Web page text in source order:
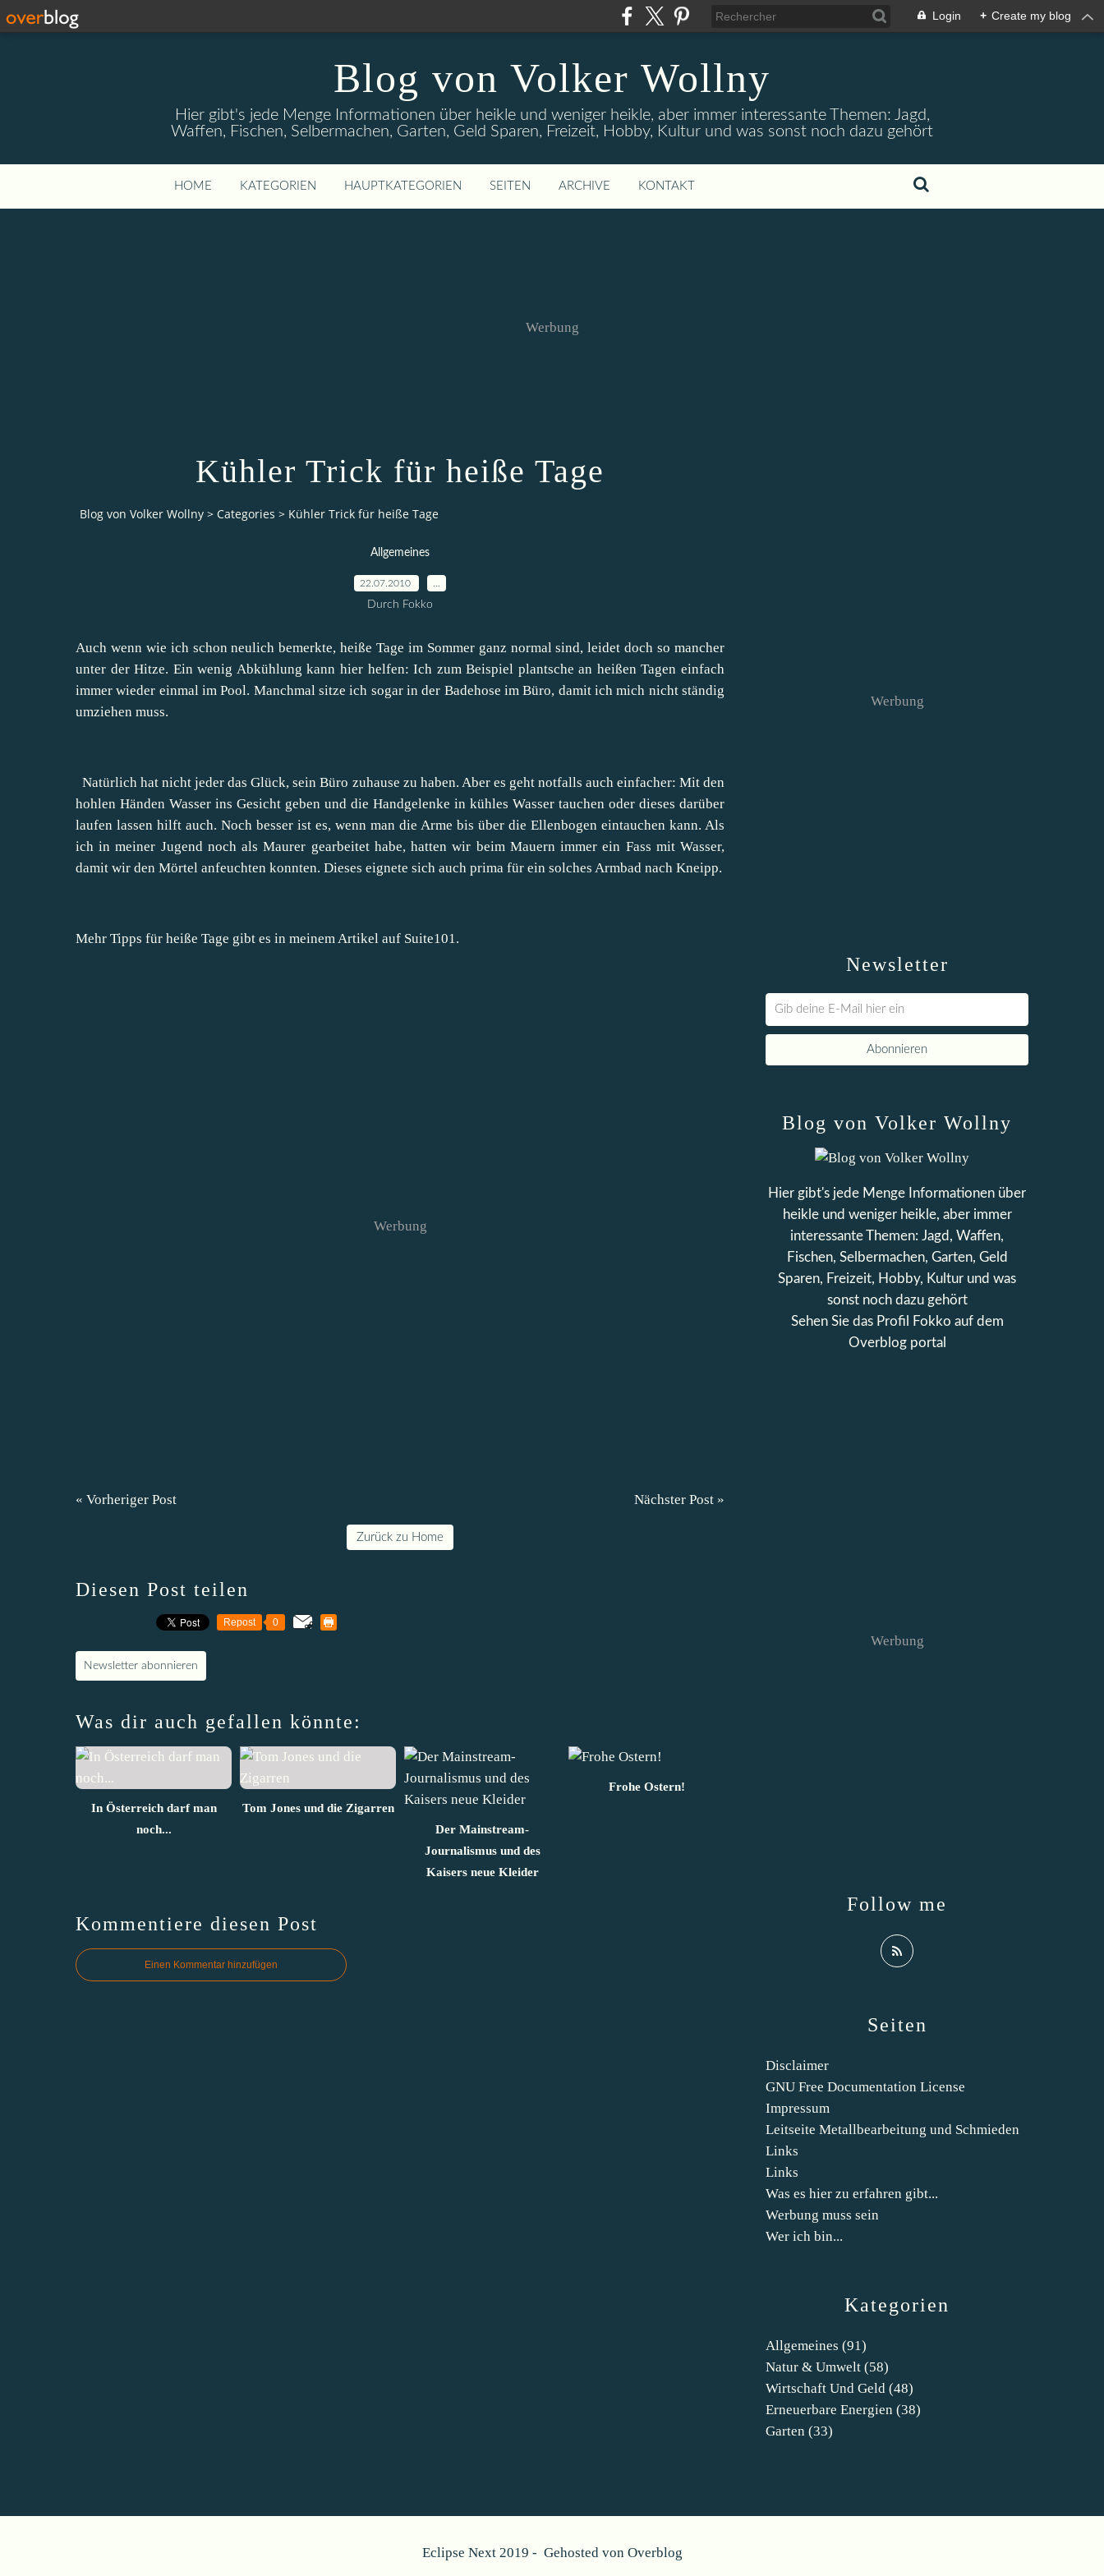
Login + Create my blog
Blog von Volker Wollny
Hier gibt's jede Menge Informationen über heikle und weniger heikle, aber immer interessante Themen: Jagd,
Waffen, Fischen, Selbermachen, Garten, Geld Sparen, Freizeit, Hobby, Kultur und was sonst noch dazu gehört
HOME KATEGORIEN HAUPTKATEGORIEN SEITEN ARCHIVE KONTAKT
Werbung
Kühler Trick für heiße Tage
Blog von Volker Wollny > Categories > Kühler Trick für heiße Tage
Allgemeines
22.07.2010
Durch Fokko
Auch wenn wie ich schon neulich bemerkte, heiße Tage im Sommer ganz normal sind, leidet doch so mancher
unter der Hitze. Ein wenig Abkühlung kann hier helfen: Ich zum Beispiel plantsche an heißen Tagen einfach
immer wieder einmal im Pool. Manchmal sitze ich sogar in der Badehose im Büro, damit ich mich nicht ständig
umziehen muss.
Natürlich hat nicht jeder das Glück, sein Büro zuhause zu haben. Aber es geht notfalls auch einfacher: Mit den
hohlen Händen Wasser ins Gesicht geben und die Handgelenke in kühles Wasser tauchen oder dieses darüber
laufen lassen hilft auch. Noch besser ist es, wenn man die Arme bis über die Ellenbogen eintauchen kann. Als
ich in meiner Jugend noch als Maurer gearbeitet habe, hatten wir beim Mauern immer ein Fass mit Wasser,
damit wir den Mörtel anfeuchten konnten. Dieses eignete sich auch prima für ein solches Armbad nach Kneipp.
Mehr Tipps für heiße Tage gibt es in meinem Artikel auf Suite101.
Werbung
« Vorheriger Post Nächster Post »
Zurück zu Home
Diesen Post teilen
Repost 0
Newsletter abonnieren
Was dir auch gefallen könnte:
In Österreich darf man
noch...
Tom Jones und die Zigarren
Der Mainstream-
Journalismus und des
Kaisers neue Kleider
Frohe Ostern!
Kommentiere diesen Post
Einen Kommentar hinzufügen
Newsletter
Werbung
Kategorien
Allgemeines (91)
Natur & Umwelt (58)
Wirtschaft Und Geld (48)
Erneuerbare Energien (38)
Garten (33)
Seiten
Disclaimer
GNU Free Documentation License
Impressum
Leitseite Metallbearbeitung und Schmieden
Links
Links
Was es hier zu erfahren gibt...
Werbung muss sein
Wer ich bin...
Blog von Volker Wollny
Hier gibt's jede Menge Informationen über
heikle und weniger heikle, aber immer
interessante Themen: Jagd, Waffen,
Fischen, Selbermachen, Garten, Geld
Sparen, Freizeit, Hobby, Kultur und was
sonst noch dazu gehört
Sehen Sie das Profil
Fokko auf dem
Overblog portal
Follow me
Werbung
Eclipse Next 2019 - Gehosted von Overblog